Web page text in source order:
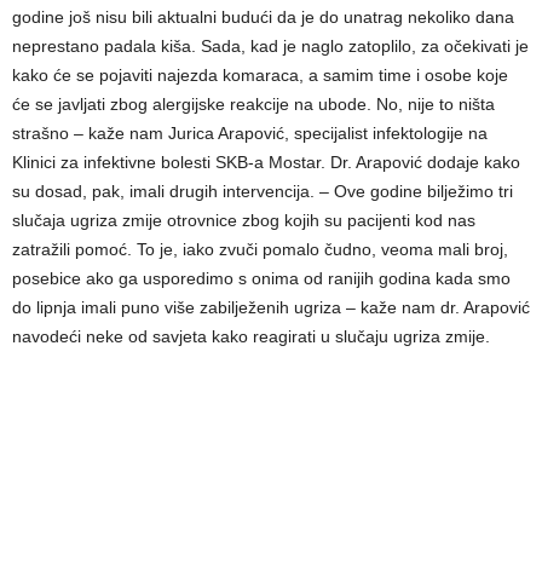
godine još nisu bili aktualni budući da je do unatrag nekoliko dana
neprestano padala kiša. Sada, kad je naglo zatoplilo, za očekivati je
kako će se pojaviti najezda komaraca, a samim time i osobe koje
će se javljati zbog alergijske reakcije na ubode. No, nije to ništa
strašno – kaže nam Jurica Arapović, specijalist infektologije na
Klinici za infektivne bolesti SKB-a Mostar. Dr. Arapović dodaje kako
su dosad, pak, imali drugih intervencija. – Ove godine bilježimo tri
slučaja ugriza zmije otrovnice zbog kojih su pacijenti kod nas
zatražili pomoć. To je, iako zvuči pomalo čudno, veoma mali broj,
posebice ako ga usporedimo s onima od ranijih godina kada smo
do lipnja imali puno više zabilježenih ugriza – kaže nam dr. Arapović
navodeći neke od savjeta kako reagirati u slučaju ugriza zmije.